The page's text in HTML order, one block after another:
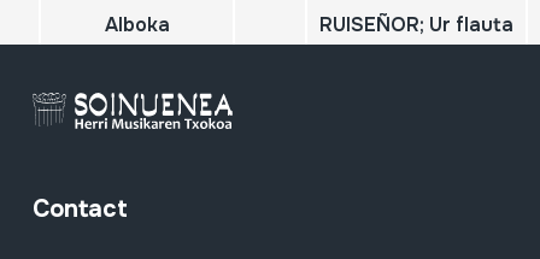
Alboka RUISEÑOR; Ur flauta
Contact